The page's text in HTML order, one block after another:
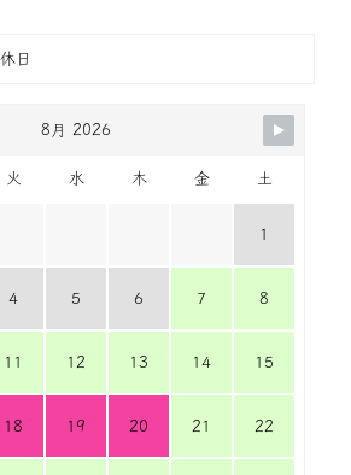
日
8月 2026
火 水 木 金 土
1
4 5 6 7 8
11 12 13 14 15
18 19 20 21 22